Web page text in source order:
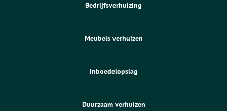
Bedrijfsverhuizing
Meubels verhuizen
Inboedelopslag
Duurzaam verhuizen